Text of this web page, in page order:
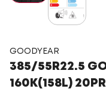
GOODYEAR
385/55R22.5
160K(158L)